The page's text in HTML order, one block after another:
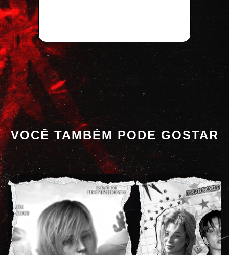
VOCÊ TAMBÉM PODE GOSTAR